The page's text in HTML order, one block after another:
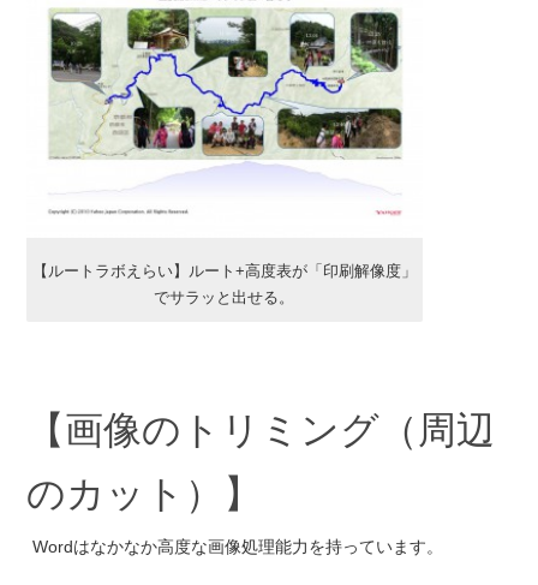
【ルートラボえらい】ルート+高度表が「印刷解像度」
でサラッと出せる。
【画像のトリミング（周辺
のカット）】
Wordはなかなか高度な画像処理能力を持っています。